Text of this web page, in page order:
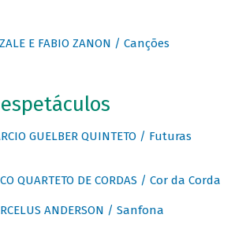
E FABIO ZANON / Canções
GUELBER QUINTETO / Futuras
QUARTETO DE CORDAS / Cor da Corda
ANDERSON / Sanfona